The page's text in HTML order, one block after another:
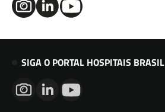
SIGA O PORTAL HOSPITAIS BRASIL